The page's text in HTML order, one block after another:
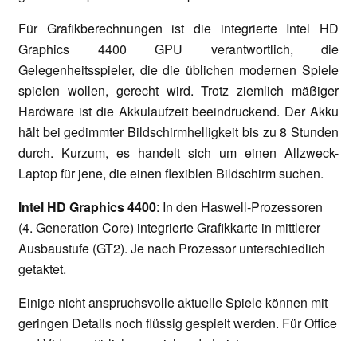
Für Grafikberechnungen ist die integrierte Intel HD
Graphics 4400 GPU verantwortlich, die
Gelegenheitsspieler, die die üblichen modernen Spiele
spielen wollen, gerecht wird. Trotz ziemlich mäßiger
Hardware ist die Akkulaufzeit beeindruckend. Der Akku
hält bei gedimmter Bildschirmhelligkeit bis zu 8 Stunden
durch. Kurzum, es handelt sich um einen Allzweck-
Laptop für jene, die einen flexiblen Bildschirm suchen.
Intel HD Graphics 4400: In den Haswell-Prozessoren
(4. Generation Core) integrierte Grafikkarte in mittlerer
Ausbaustufe (GT2). Je nach Prozessor unterschiedlich
getaktet.
Einige nicht anspruchsvolle aktuelle Spiele können mit
geringen Details noch flüssig gespielt werden. Für Office